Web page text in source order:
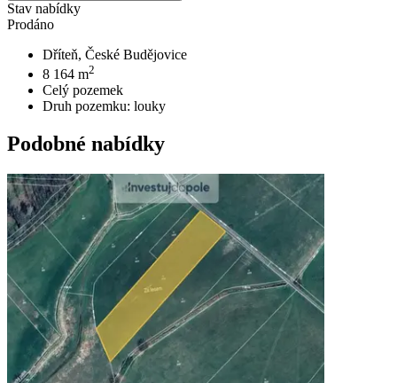
Stav nabídky
Prodáno
Dříteň, České Budějovice
8 164 m2
Celý pozemek
Druh pozemku: louky
Podobné nabídky